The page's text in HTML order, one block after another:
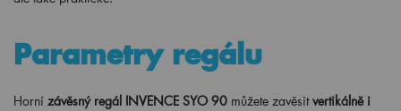
Parametry regálu
Horní závěsný regál INVENCE SYO 90 můžete zavěsitvertikálně i